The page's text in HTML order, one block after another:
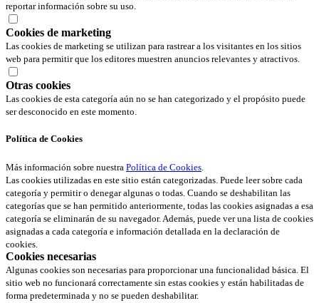
reportar información sobre su uso.
Cookies de marketing
Las cookies de marketing se utilizan para rastrear a los visitantes en los sitios
web para permitir que los editores muestren anuncios relevantes y atractivos.
Otras cookies
Las cookies de esta categoría aún no se han categorizado y el propósito puede
ser desconocido en este momento.
Política de Cookies
Más información sobre nuestra Política de Cookies.
Las cookies utilizadas en este sitio están categorizadas. Puede leer sobre cada
categoría y permitir o denegar algunas o todas. Cuando se deshabilitan las
categorías que se han permitido anteriormente, todas las cookies asignadas a esa
categoría se eliminarán de su navegador. Además, puede ver una lista de cookies
asignadas a cada categoría e información detallada en la declaración de
cookies.
Cookies necesarias
Algunas cookies son necesarias para proporcionar una funcionalidad básica. El
sitio web no funcionará correctamente sin estas cookies y están habilitadas de
forma predeterminada y no se pueden deshabilitar.